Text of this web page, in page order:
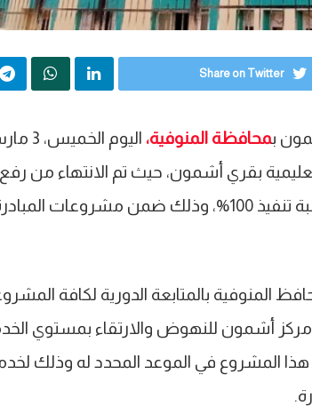
Share on Twitter
بمحافظة المنوفية،
بقري أشمون، حيث تم الانتهاء من
وتطوير مدرسة منشأة جريس للتعليم الأساسي بنسبة تنفيذ 100%، وذلك ضمن مشروعات
المنوفية بالمتابعة الدورية لكافة
مركز أشمون للنهوض والارتقاء بمستوي
هذا المشروع في الموعد المحدد له وذلك